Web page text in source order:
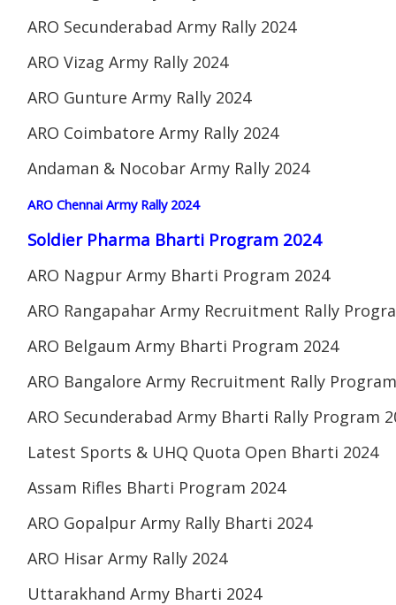
ARO Secunderabad Army Rally 2024
ARO Vizag Army Rally 2024
ARO Gunture Army Rally 2024
ARO Coimbatore Army Rally 2024
Andaman & Nocobar Army Rally 2024
ARO Chennai Army Rally 2024
Soldier Pharma Bharti Program 2024
ARO Nagpur Army Bharti Program 2024
ARO Rangapahar Army Recruitment Rally
ARO Belgaum Army Bharti Program 2024
ARO Bangalore Army Recruitment Rally
ARO Secunderabad Army Bharti Rally Program
Latest Sports & UHQ Quota Open Bharti 2024
Assam Rifles Bharti Program 2024
ARO Gopalpur Army Rally Bharti 2024
ARO Hisar Army Rally 2024
Uttarakhand Army Bharti 2024